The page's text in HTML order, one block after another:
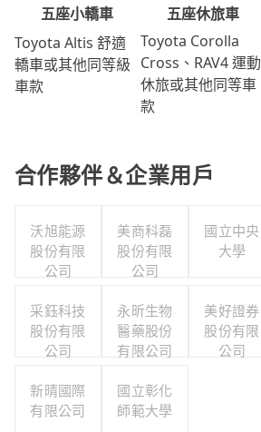
五座小轎車
Toyota Altis 舒適
轎車或其他同等級
車款
五座休旅車
Toyota Corolla
Cross、RAV4 運動
休旅或其他同等車
款
合作夥伴＆企業用戶
沃旭能源
股份有限
公司
美商科磊
股份有限
公司
國立中央
大學
采鈺科技
股份有限
公司
永昕生物
醫藥股份
有限公司
美好證券
股份有限
公司
新晴國際
有限公司
國立彰化
師範大學